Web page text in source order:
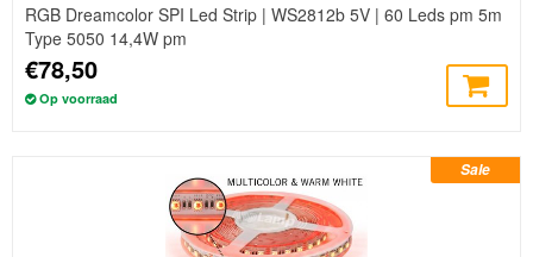
RGB Dreamcolor SPI Led Strip | WS2812b 5V | 60 Leds pm 5m
Type 5050 14,4W pm
€78,50
Op voorraad
Sale